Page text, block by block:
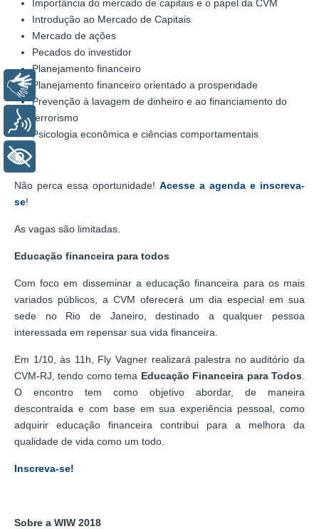
Importância do mercado de capitais e o papel da CVM
Introdução ao Mercado de Capitais
Mercado de ações
Pecados do investidor
Planejamento financeiro
Planejamento financeiro orientado a prosperidade
Prevenção à lavagem de dinheiro e ao financiamento do
terrorismo
Psicologia econômica e ciências comportamentais
Não perca essa oportunidade! Acesse a agenda e inscreva-
se!
As vagas são limitadas.
Educação financeira para todos
Com foco em disseminar a educação financeira para os mais
variados públicos, a CVM oferecerá um dia especial em sua
sede no Rio de Janeiro, destinado a qualquer pessoa
interessada em repensar sua vida financeira.
Em 1/10, às 11h, Fly Vagner realizará palestra no auditório da
CVM-RJ, tendo como tema Educação Financeira para Todos
O encontro tem como objetivo abordar, de maneira
descontraída e com base em sua experiência pessoal, como
adquirir educação financeira contribui para a melhora da
qualidade de vida como um todo.
Inscreva-se!
Sobre a WIW 2018
Libras
Voz